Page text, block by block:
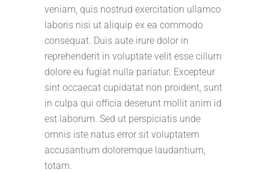
veniam, quis nostrud exercitation ullamco
laboris nisi ut aliquip ex ea commodo
consequat. Duis aute irure dolor in
reprehenderit in voluptate velit esse cillum
dolore eu fugiat nulla pariatur. Excepteur
sint occaecat cupidatat non proident, sunt
in culpa qui officia deserunt mollit anim id
est laborum. Sed ut perspiciatis unde
omnis iste natus error sit voluptatem
accusantium doloremque laudantium,
totam.